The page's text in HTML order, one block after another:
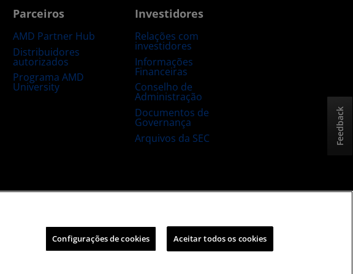
Feedback
Parceiros
AMD Partner Hub
Distribuidores
autorizados
Programa AMD
University
Investidores
Relações com
investidores
Informações
Financeiras
Conselho de
Administração
Documentos de
Governança
Arquivos da SEC
Configurações de cookies Aceitar todos os cookies